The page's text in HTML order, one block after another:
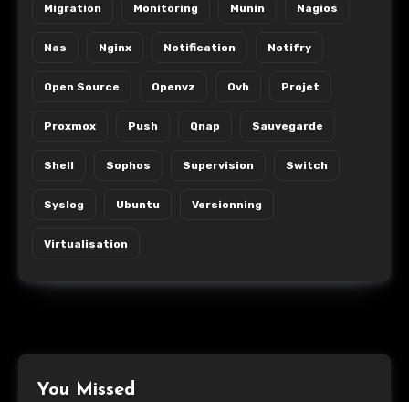
Migration Monitoring Munin Nagios
Nas Nginx Notification Notifry
Open Source Openvz Ovh Projet
Proxmox Push Qnap Sauvegarde
Shell Sophos Supervision Switch
Syslog Ubuntu Versionning
Virtualisation
You Missed